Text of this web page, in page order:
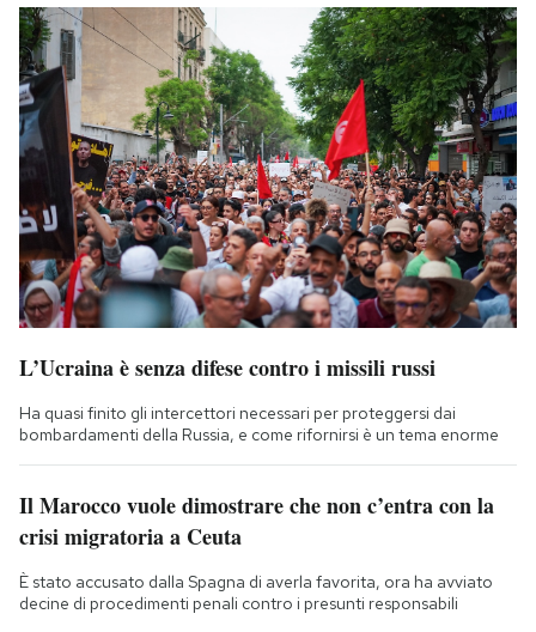
L’Ucraina è senza difese contro i missili russi
Ha quasi finito gli intercettori necessari per proteggersi dai
bombardamenti della Russia, e come rifornirsi è un tema enorme
Il Marocco vuole dimostrare che non c’entra con la
crisi migratoria a Ceuta
È stato accusato dalla Spagna di averla favorita, ora ha avviato
decine di procedimenti penali contro i presunti responsabili